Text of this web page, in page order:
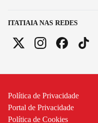
ITATIAIA NAS REDES
Política de Privacidade
Portal de Privacidade
Política de Cookies